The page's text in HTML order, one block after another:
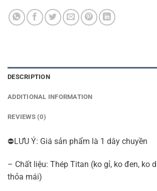
DESCRIPTION
ADDITIONAL INFORMATION
REVIEWS (0)
⛔LƯU Ý: Giá sản phẩm là 1 dây chuyền
– Chất liệu: Thép Titan (ko gỉ, ko đen, ko
thỏa mái)